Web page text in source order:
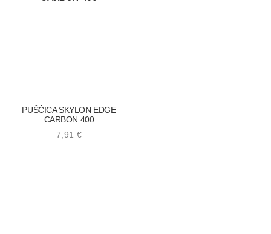
7,91 €
PUŠČICA SKYLON EDGE
CARBON 400